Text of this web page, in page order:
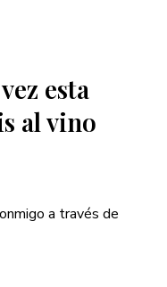
esta
al vino
a través de